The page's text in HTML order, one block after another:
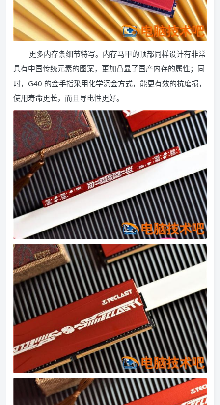
更多内存条细节特写。内存马甲的顶部同样设计有非常
具有中国传统元素的图案，更加凸显了国产内存的属性；同
时，G40 的金手指采用化学沉金方式，能更有效的抗磨损，
使用寿命更长，而且导电性更好。